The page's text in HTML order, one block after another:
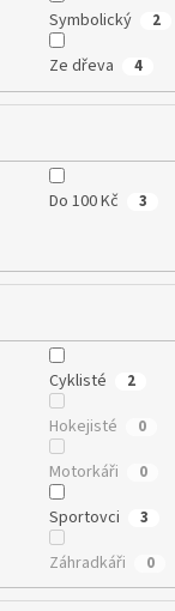
Symbolický 2
Ze dřeva 4
Do 100 Kč 3
Cyklisté 2
Hokejisté 0
Motorkáři 0
Sportovci 3
Záhradkáři 0